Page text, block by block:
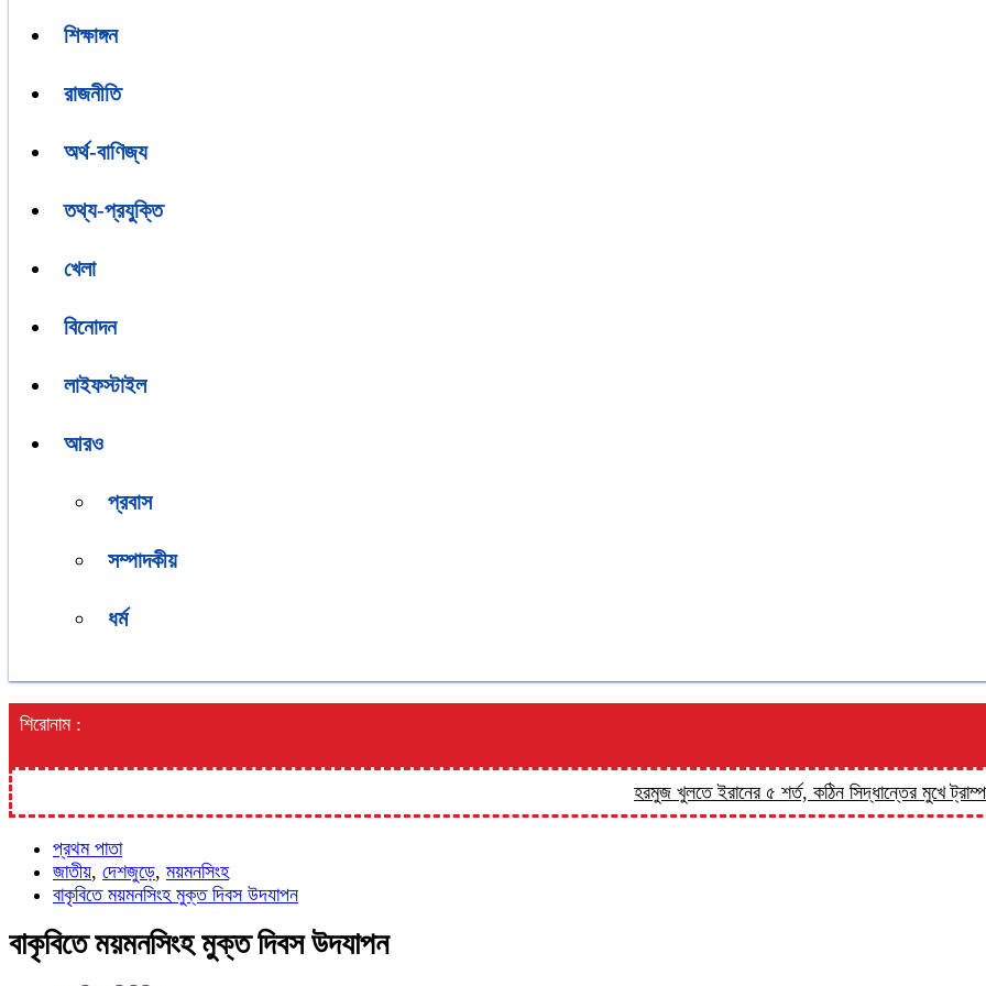
শিক্ষাঙ্গন
রাজনীতি
অর্থ-বাণিজ্য
তথ্য-প্রযুক্তি
খেলা
বিনোদন
লাইফস্টাইল
আরও
প্রবাস
সম্পাদকীয়
ধর্ম
শিরোনাম :
হরমুজ খুলতে ইরানের ৫ শর্ত, কঠিন সিদ্ধান্তের মুখে ট্রাম্প
প্রথম পাতা
জাতীয়, দেশজুড়ে, ময়মনসিংহ
বাকৃবিতে ময়মনসিংহ মুক্ত দিবস উদযাপন
বাকৃবিতে ময়মনসিংহ মুক্ত দিবস উদযাপন